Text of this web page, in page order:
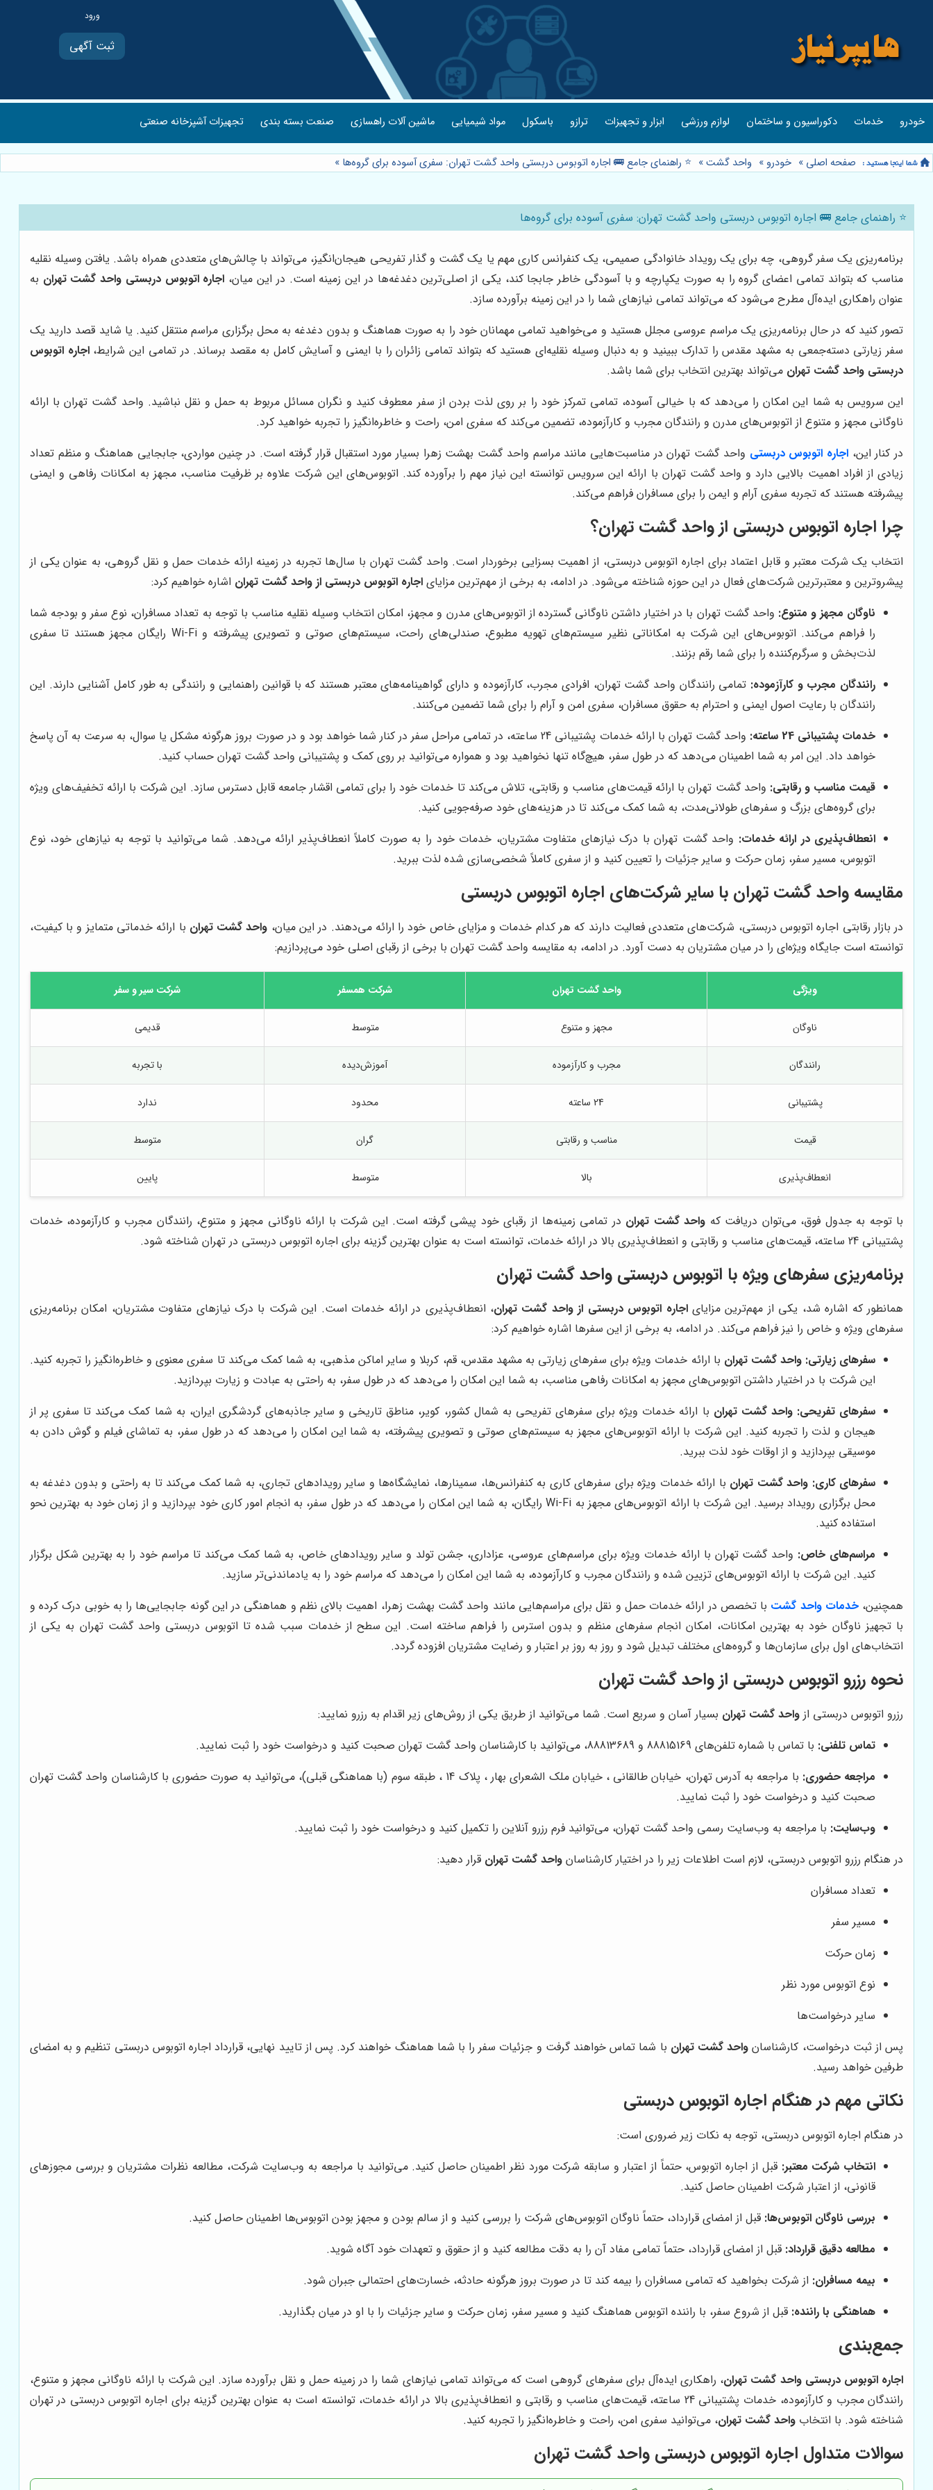
ثبت آگهی
خودرو خدمات دکوراسیون و ساختمان لوازم ورزشی ابزار و تجهیزات ترازو باسکول مواد شیمیایی ماشین آلات راهسازی صنعت بسته بندی تجهیزات آشپزخانه صنعتی
صفحه اصلی » خودرو » واحد گشت» ⭐️ راهنمای جامع 🚌 اجاره اتوبوس دربستی واحد گشت تهران: سفری آسوده برای گروه‌ها »
⭐️ راهنمای جامع 🚌 اجاره اتوبوس دربستی واحد گشت تهران: سفری آسوده برای گروه‌ها
برنامه‌ریزی یک سفر گروهی، چه برای یک رویداد خانوادگی صمیمی، یک کنفرانس کاری مهم یا یک گشت و گذار تفریحی هیجان‌انگیز، می‌تواند با چالش‌های متعددی همراه باشد. یافتن وسیله نقلیه
مناسب که بتواند تمامی اعضای گروه را به صورت یکپارچه و با آسودگی خاطر جابجا کند، یکی از اصلی‌ترین دغدغه‌ها در این زمینه است. در این میان، اجاره اتوبوس دربستی واحد گشت تهران به
عنوان راهکاری ایده‌آل مطرح می‌شود که می‌تواند تمامی نیازهای شما را در این زمینه برآورده سازد.
تصور کنید که در حال برنامه‌ریزی یک مراسم عروسی مجلل هستید و می‌خواهید تمامی مهمانان خود را به صورت هماهنگ و بدون دغدغه به محل برگزاری مراسم منتقل کنید. یا شاید قصد دارید یک
سفر زیارتی دسته‌جمعی به مشهد مقدس را تدارک ببینید و به دنبال وسیله نقلیه‌ای هستید که بتواند تمامی زائران را با ایمنی و آسایش کامل به مقصد برساند. در تمامی این شرایط،اجاره اتوبوس
دربستی واحد گشت تهران می‌تواند بهترین انتخاب برای شما باشد.
این سرویس به شما این امکان را می‌دهد که با خیالی آسوده، تمامی تمرکز خود را بر روی لذت بردن از سفر معطوف کنید و نگران مسائل مربوط به حمل و نقل نباشید. واحد گشت تهران با ارائه
ناوگانی مجهز و متنوع از اتوبوس‌های مدرن و رانندگان مجرب و کارآزموده، تضمین می‌کند که سفری امن، راحت و خاطره‌انگیز را تجربه خواهید کرد.
در کنار این، اجاره اتوبوس دربستی واحد گشت تهران در مناسبت‌هایی مانند مراسم واحد گشت بهشت زهرا بسیار مورد استقبال قرار گرفته است. در چنین مواردی، جابجایی هماهنگ و منظم تعداد
زیادی از افراد اهمیت بالایی دارد و واحد گشت تهران با ارائه این سرویس توانسته این نیاز مهم را برآورده کند. اتوبوس‌های این شرکت علاوه بر ظرفیت مناسب، مجهز به امکانات رفاهی و ایمنی
پیشرفته هستند که تجربه سفری آرام و ایمن را برای مسافران فراهم می‌کند.
چرا اجاره اتوبوس دربستی از واحد گشت تهران؟
انتخاب یک شرکت معتبر و قابل اعتماد برای اجاره اتوبوس دربستی، از اهمیت بسزایی برخوردار است. واحد گشت تهران با سال‌ها تجربه در زمینه ارائه خدمات حمل و نقل گروهی، به عنوان یکی از
پیشروترین و معتبرترین شرکت‌های فعال در این حوزه شناخته می‌شود. در ادامه، به برخی از مهم‌ترین مزایای اجاره اتوبوس دربستی از واحد گشت تهران اشاره خواهیم کرد:
ناوگان مجهز و متنوع: واحد گشت تهران با در اختیار داشتن ناوگانی گسترده از اتوبوس‌های مدرن و مجهز، امکان انتخاب وسیله نقلیه مناسب با توجه به تعداد مسافران، نوع سفر و بودجه شما
را فراهم می‌کند. اتوبوس‌های این شرکت به امکاناتی نظیر سیستم‌های تهویه مطبوع، صندلی‌های راحت، سیستم‌های صوتی و تصویری پیشرفته و Wi-Fi رایگان مجهز هستند تا سفری
لذت‌بخش و سرگرم‌کننده را برای شما رقم بزنند.
رانندگان مجرب و کارآزموده: تمامی رانندگان واحد گشت تهران، افرادی مجرب، کارآزموده و دارای گواهینامه‌های معتبر هستند که با قوانین راهنمایی و رانندگی به طور کامل آشنایی دارند. این
رانندگان با رعایت اصول ایمنی و احترام به حقوق مسافران، سفری امن و آرام را برای شما تضمین می‌کنند.
خدمات پشتیبانی 24 ساعته:
واحد گشت تهران با ارائه خدمات پشتیبانی 24 ساعته، در تمامی مراحل سفر در کنار شما خواهد بود و در صورت بروز هرگونه مشکل یا سوال، به سرعت به آن پاسخ
خواهد داد. این امر به شما اطمینان می‌دهد که در طول سفر، هیچ‌گاه تنها نخواهید بود و همواره می‌توانید بر روی کمک و پشتیبانی واحد گشت تهران حساب کنید.
قیمت مناسب و رقابتی: واحد گشت تهران با ارائه قیمت‌های مناسب و رقابتی، تلاش می‌کند تا خدمات خود را برای تمامی اقشار جامعه قابل دسترس سازد. این شرکت با ارائه تخفیف‌های ویژه
برای گروه‌های بزرگ و سفرهای طولانی‌مدت، به شما کمک می‌کند تا در هزینه‌های خود صرفه‌جویی کنید.
انعطاف‌پذیری در ارائه خدمات: واحد گشت تهران با درک نیازهای متفاوت مشتریان، خدمات خود را به صورت کاملاً انعطاف‌پذیر ارائه می‌دهد. شما می‌توانید با توجه به نیازهای خود، نوع
اتوبوس، مسیر سفر، زمان حرکت و سایر جزئیات را تعیین کنید و از سفری کاملاً شخصی‌سازی شده لذت ببرید.
مقایسه واحد گشت تهران با سایر شرکت‌های اجاره اتوبوس دربستی
در بازار رقابتی اجاره اتوبوس دربستی، شرکت‌های متعددی فعالیت دارند که هر کدام خدمات و مزایای خاص خود را ارائه می‌دهند. در این میان، واحد گشت تهران با ارائه خدماتی متمایز و با کیفیت،
توانسته است جایگاه ویژه‌ای را در میان مشتریان به دست آورد. در ادامه، به مقایسه واحد گشت تهران با برخی از رقبای اصلی خود می‌پردازیم:
ویژگی واحد گشت تهران شرکت همسفر شرکت سیر و سفر
ناوگان مجهز و متنوع متوسط قدیمی
رانندگان مجرب و کارآزموده آموزش‌دیده با تجربه
پشتیبانی 24 ساعته محدود ندارد
قیمت مناسب و رقابتی گران متوسط
انعطاف‌پذیری بالا متوسط پایین
با توجه به جدول فوق، می‌توان دریافت که واحد گشت تهران در تمامی زمینه‌ها از رقبای خود پیشی گرفته است. این شرکت با ارائه ناوگانی مجهز و متنوع، رانندگان مجرب و کارآزموده، خدمات
پشتیبانی 24 ساعته، قیمت‌های مناسب و رقابتی و انعطاف‌پذیری بالا در ارائه خدمات، توانسته است به عنوان بهترین گزینه برای اجاره اتوبوس دربستی در تهران شناخته شود.
برنامه‌ریزی سفرهای ویژه با اتوبوس دربستی واحد گشت تهران
همانطور که اشاره شد، یکی از مهم‌ترین مزایایاجاره اتوبوس دربستی از واحد گشت تهران، انعطاف‌پذیری در ارائه خدمات است. این شرکت با درک نیازهای متفاوت مشتریان، امکان برنامه‌ریزی
سفرهای ویژه و خاص را نیز فراهم می‌کند. در ادامه، به برخی از این سفرها اشاره خواهیم کرد:
سفرهای زیارتی: واحد گشت تهران با ارائه خدمات ویژه برای سفرهای زیارتی به مشهد مقدس، قم، کربلا و سایر اماکن مذهبی، به شما کمک می‌کند تا سفری معنوی و خاطره‌انگیز را تجربه کنید.
این شرکت با در اختیار داشتن اتوبوس‌های مجهز به امکانات رفاهی مناسب، به شما این امکان را می‌دهد که در طول سفر، به راحتی به عبادت و زیارت بپردازید.
سفرهای تفریحی: واحد گشت تهران با ارائه خدمات ویژه برای سفرهای تفریحی به شمال کشور، کویر، مناطق تاریخی و سایر جاذبه‌های گردشگری ایران، به شما کمک می‌کند تا سفری پر از
هیجان و لذت را تجربه کنید. این شرکت با ارائه اتوبوس‌های مجهز به سیستم‌های صوتی و تصویری پیشرفته، به شما این امکان را می‌دهد که در طول سفر، به تماشای فیلم و گوش دادن به
موسیقی بپردازید و از اوقات خود لذت ببرید.
سفرهای کاری: واحد گشت تهران با ارائه خدمات ویژه برای سفرهای کاری به کنفرانس‌ها، سمینارها، نمایشگاه‌ها و سایر رویدادهای تجاری، به شما کمک می‌کند تا به راحتی و بدون دغدغه به
محل برگزاری رویداد برسید. این شرکت با ارائه اتوبوس‌های مجهز به Wi-Fi رایگان، به شما این امکان را می‌دهد که در طول سفر، به انجام امور کاری خود بپردازید و از زمان خود به بهترین نحو
استفاده کنید.
مراسم‌های خاص: واحد گشت تهران با ارائه خدمات ویژه برای مراسم‌های عروسی، عزاداری، جشن تولد و سایر رویدادهای خاص، به شما کمک می‌کند تا مراسم خود را به بهترین شکل برگزار
کنید. این شرکت با ارائه اتوبوس‌های تزیین شده و رانندگان مجرب و کارآزموده، به شما این امکان را می‌دهد که مراسم خود را به یادماندنی‌تر سازید.
همچنین،خدمات واحد گشت با تخصص در ارائه خدمات حمل و نقل برای مراسم‌هایی مانند واحد گشت بهشت زهرا، اهمیت بالای نظم و هماهنگی در این گونه جابجایی‌ها را به خوبی درک کرده و
با تجهیز ناوگان خود به بهترین امکانات، امکان انجام سفرهای منظم و بدون استرس را فراهم ساخته است. این سطح از خدمات سبب شده تا اتوبوس دربستی واحد گشت تهران به یکی از
انتخاب‌های اول برای سازمان‌ها و گروه‌های مختلف تبدیل شود و روز به روز بر اعتبار و رضایت مشتریان افزوده گردد.
نحوه رزرو اتوبوس دربستی از واحد گشت تهران
رزرو اتوبوس دربستی از واحد گشت تهران بسیار آسان و سریع است. شما می‌توانید از طریق یکی از روش‌های زیر اقدام به رزرو نمایید:
تماس تلفنی: با تماس با شماره تلفن‌های 88815169 و 88813689، می‌توانید با کارشناسان واحد گشت تهران صحبت کنید و درخواست خود را ثبت نمایید.
مراجعه حضوری:
با مراجعه به آدرس تهران، خیابان طالقانی ، خیابان ملک الشعرای بهار ، پلاک 14 ، طبقه سوم (با هماهنگی قبلی)، می‌توانید به صورت حضوری با کارشناسان واحد گشت تهران
صحبت کنید و درخواست خود را ثبت نمایید.
وب‌سایت: با مراجعه به وب‌سایت رسمی واحد گشت تهران، می‌توانید فرم رزرو آنلاین را تکمیل کنید و درخواست خود را ثبت نمایید.
در هنگام رزرو اتوبوس دربستی، لازم است اطلاعات زیر را در اختیار کارشناسان واحد گشت تهران قرار دهید:
تعداد مسافران
مسیر سفر
زمان حرکت
نوع اتوبوس مورد نظر
سایر درخواست‌ها
پس از ثبت درخواست، کارشناسان واحد گشت تهران با شما تماس خواهند گرفت و جزئیات سفر را با شما هماهنگ خواهند کرد. پس از تایید نهایی، قرارداد اجاره اتوبوس دربستی تنظیم و به امضای
طرفین خواهد رسید.
نکاتی مهم در هنگام اجاره اتوبوس دربستی
در هنگام اجاره اتوبوس دربستی، توجه به نکات زیر ضروری است:
انتخاب شرکت معتبر: قبل از اجاره اتوبوس، حتماً از اعتبار و سابقه شرکت مورد نظر اطمینان حاصل کنید. می‌توانید با مراجعه به وب‌سایت شرکت، مطالعه نظرات مشتریان و بررسی مجوزهای
قانونی، از اعتبار شرکت اطمینان حاصل کنید.
بررسی ناوگان اتوبوس‌ها: قبل از امضای قرارداد، حتماً ناوگان اتوبوس‌های شرکت را بررسی کنید و از سالم بودن و مجهز بودن اتوبوس‌ها اطمینان حاصل کنید.
مطالعه دقیق قرارداد: قبل از امضای قرارداد، حتماً تمامی مفاد آن را به دقت مطالعه کنید و از حقوق و تعهدات خود آگاه شوید.
بیمه مسافران: از شرکت بخواهید که تمامی مسافران را بیمه کند تا در صورت بروز هرگونه حادثه، خسارت‌های احتمالی جبران شود.
هماهنگی با راننده: قبل از شروع سفر، با راننده اتوبوس هماهنگ کنید و مسیر سفر، زمان حرکت و سایر جزئیات را با او در میان بگذارید.
جمع‌بندی
اجاره اتوبوس دربستی واحد گشت تهران، راهکاری ایده‌آل برای سفرهای گروهی است که می‌تواند تمامی نیازهای شما را در زمینه حمل و نقل برآورده سازد. این شرکت با ارائه ناوگانی مجهز و متنوع،
رانندگان مجرب و کارآزموده، خدمات پشتیبانی 24 ساعته، قیمت‌های مناسب و رقابتی و انعطاف‌پذیری بالا در ارائه خدمات، توانسته است به عنوان بهترین گزینه برای اجاره اتوبوس دربستی در تهران
شناخته شود. با انتخاب واحد گشت تهران، می‌توانید سفری امن، راحت و خاطره‌انگیز را تجربه کنید.
سوالات متداول اجاره اتوبوس دربستی واحد گشت تهران